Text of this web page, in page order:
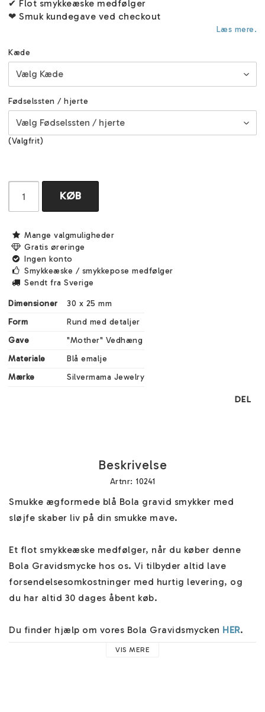
✔ Flot smykkeæske medfølger
❤ Smuk kundegave ved checkout
Læs mere.
Kæde
Fødselssten / hjerte
(Valgfrit)
KØB
Mange valgmuligheder
Gratis øreringe
Ingen konto
Smykkeæske / smykkepose medfølger
Sendt fra Sverige
Dimensioner
30 x 25 mm
Form
Rund med detaljer
Gave
"Mother" Vedhæng
Materiale
Blå emalje
Mærke
Silvermama Jewelry
DEL
Beskrivelse
Artnr: 10241
Smukke ægformede blå Bola gravid smykker med
sløjfe skaber liv på din smukke mave.
Et flot smykkeæske medfølger, når du køber denne
Bola Gravidsmycke hos os. Vi tilbyder altid lave
forsendelsesomkostninger med hurtig levering, og
du har altid 30 dages åbent køb.
Du finder hjælp om vores Bola Gravidsmycken HER.
Alle vores kæder/halskæder er mindst 110cm lange og
VIS MERE